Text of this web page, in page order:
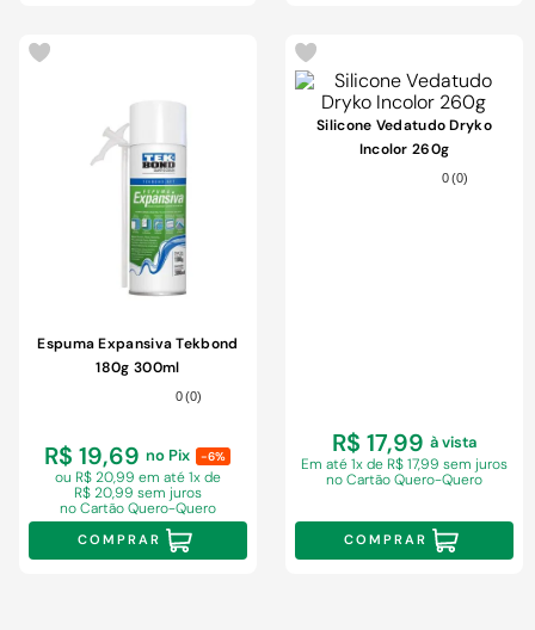
Espuma Expansiva Tekbond
180g 300ml
0 (0)
R$ 19,69 no Pix -6%
ou R$ 20,99 em até 1x de
R$ 20,99 sem juros
no Cartão Quero-Quero
COMPRAR
Silicone Vedatudo Dryko
Incolor 260g
0 (0)
R$ 17,99 à vista
Em até 1x de R$ 17,99 sem juros
no Cartão Quero-Quero
COMPRAR